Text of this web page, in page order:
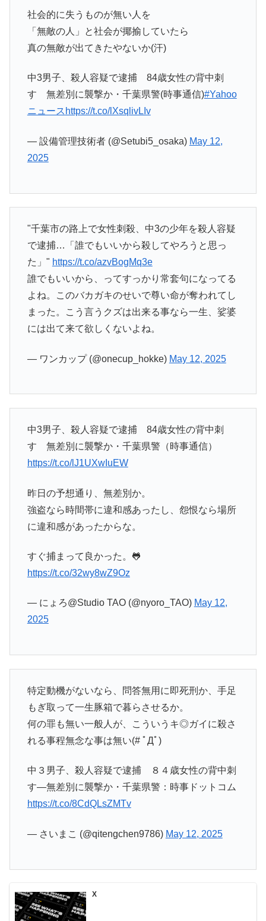
社会的に失うものが無い人を
「無敵の人」と社会が揶揄していたら
真の無敵が出てきたやないか(汗)
中3男子、殺人容疑で逮捕 84歳女性の背中刺
す 無差別に襲撃か・千葉県警(時事通信)#Yahoo
ニュース https://t.co/lXsqlivLIv
— 設備管理技術者 (@Setubi5_osaka) May 12,
2025
"千葉市の路上で女性刺殺、中3の少年を殺人容疑
で逮捕…「誰でもいいから殺してやろうと思っ
た」" https://t.co/azvBogMq3e
誰でもいいから、ってすっかり常套句になってる
よね。このバカガキのせいで尊い命が奪われてし
まった。こう言うクズは出来る事なら一生、娑婆
には出て来て欲しくないよね。
— ワンカップ (@onecup_hokke) May 12, 2025
中3男子、殺人容疑で逮捕 84歳女性の背中刺
す 無差別に襲撃か・千葉県警（時事通信）
https://t.co/lJ1UXwIuEW
昨日の予想通り、無差別か。
強盗なら時間帯に違和感あったし、怨恨なら場所
に違和感があったからな。
すぐ捕まって良かった。🐸
https://t.co/32wy8wZ9Oz
— にょろ@Studio TAO (@nyoro_TAO) May 12,
2025
特定動機がないなら、問答無用に即死刑か、手足
もぎ取って一生豚箱で暮らさせるか。
何の罪も無い一般人が、こういうキ◎ガイに殺さ
れる事程無念な事は無い(# ﾟДﾟ)
中３男子、殺人容疑で逮捕 ８４歳女性の背中刺
す―無差別に襲撃か・千葉県警：時事ドットコム
https://t.co/8CdQLsZMTv
— さいまこ (@qitengchen9786) May 12, 2025
X